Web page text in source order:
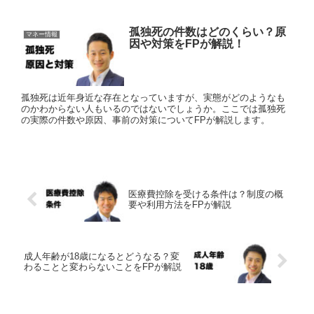
マネー情報
孤独死の件数はどのくらい？原
因や対策をFPが解説！
孤独死は近年身近な存在となっていますが、実態がどのようなも
のかわからない人もいるのではないでしょうか。ここでは孤独死
の実際の件数や原因、事前の対策についてFPが解説します。
医療費控除を受ける条件は？制度の概
要や利用方法をFPが解説
成人年齢が18歳になるとどうなる？変
わることと変わらないことをFPが解説